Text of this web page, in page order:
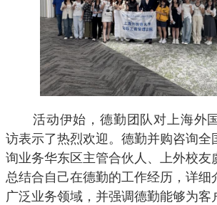
活动伊始，德勤团队对上海外
访表示了热烈欢迎。德勤并购咨询全
询业务华东区主管合伙人、上外校友
总结合自己在德勤的工作经历，详细
广泛业务领域，并强调德勤能够为客